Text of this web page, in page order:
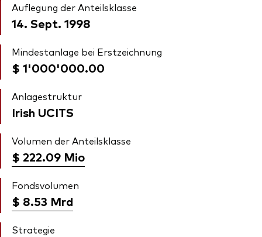
Auflegung der Anteilsklasse
14. Sept. 1998
Mindestanlage bei Erstzeichnung
$ 1'000'000.00
Anlagestruktur
Irish UCITS
Volumen der Anteilsklasse
$ 222.09 Mio
Fondsvolumen
$ 8.53 Mrd
Strategie